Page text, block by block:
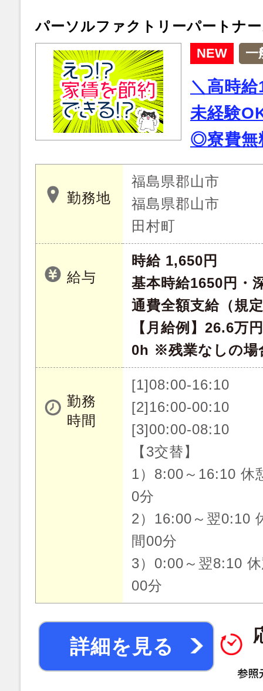
パーソルファクトリーパートナ
NEW 一
＼高時
未経験
◎寮費無
勤務地
福島県郡山市
福島県郡山市
田村町
給与
時給 1,650円
基本時給1650円・
通費全額支給（規
【月給例】26.6万
0h ※残業なしの場
勤務
時間
[1]08:00-16:10
[2]16:00-00:10
[3]00:00-08:10
【3交替】
1）8:00～16:10 休
0分
2）16:00～翌0:10
間00分
3）0:00～翌8:10
00分
詳細を見る